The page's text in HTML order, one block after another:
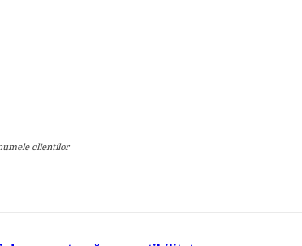
clientilor